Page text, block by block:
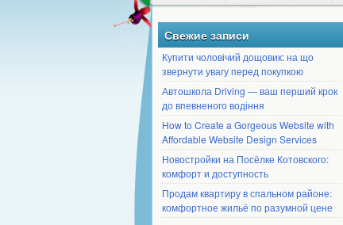
Свежие записи
Купити чоловічий дощовик: на що
звернути увагу перед покупкою
Автошкола Driving — ваш перший крок
до впевненого водіння
How to Create a Gorgeous Website with
Affordable Website Design Services
Новостройки на Посёлке Котовского:
комфорт и доступность
Продам квартиру в спальном районе:
комфортное жильё по разумной цене